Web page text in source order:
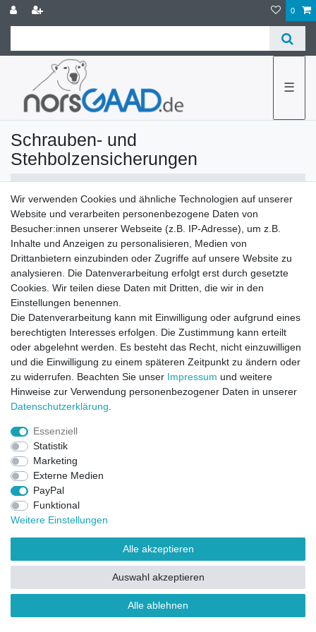
0
☰
Schrauben- und
Stehbolzensicherungen
Filter
Direktkontakt per Telefon unter 04331 / 4928-910
Kostenloser Versand
Ein Monat Widerrufsrecht
Widerrufsrecht
Wir verwenden Cookies und ähnliche Technologien auf unserer
Website und verarbeiten personenbezogene Daten von
Besucher:innen unserer Webseite (z.B. IP-Adresse), um z.B.
Inhalte und Anzeigen zu personalisieren, Medien von
Drittanbietern einzubinden oder Zugriffe auf unsere Website zu
analysieren. Die Datenverarbeitung erfolgt erst durch gesetzte
Cookies. Wir teilen diese Daten mit Dritten, die wir in den
Einstellungen benennen.
Die Datenverarbeitung kann mit Einwilligung oder aufgrund eines
berechtigten Interesses erfolgen. Die Zustimmung kann erteilt
oder abgelehnt werden. Es besteht das Recht, nicht einzuwilligen
und die Einwilligung zu einem späteren Zeitpunkt zu ändern oder
zu widerrufen. Beachten Sie unser Impressum und weitere
Hinweise zur Verwendung personenbezogener Daten in unserer
Daten­schutz­erklärung
Essenziell
Statistik
Marketing
Externe Medien
PayPal
Funktional
Weitere Einstellungen
Alle akzeptieren
Alle ablehnen
Auswahl akzeptieren